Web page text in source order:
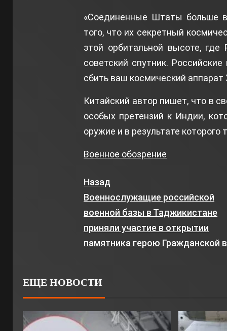
«Соединенные Штаты больше
того, что их секретный
этой орбитальной высоте,
советский спутник.
сбить ваш космический аппарат
Китайский автор пишет, что в
особых претензий к Индии,
оружие и в результате
Военное обозрение
Назад
Военнослужащие российской
военной базы в Таджикистане
приняли участие в открытии
памятника герою Гражданской
ЕЩЕ НОВОСТИ